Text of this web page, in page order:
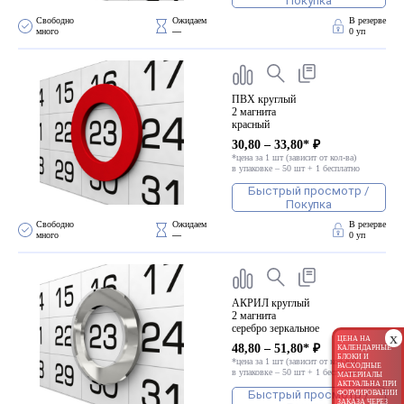
x
ЦЕНА НА
КАЛЕНДАРНЫЕ
БЛОКИ И
РАСХОДНЫЕ
МАТЕРИАЛЫ
АКТУАЛЬНА ПРИ
ФОРМИРОВАНИИ
ЗАКАЗА ЧЕРЕЗ
Свободно
много
Ожидаем
—
В резерве
0 уп
ПВХ круглый
2 магнита
красный
30,80 – 33,80* ₽
*цена за 1 шт (зависит от кол-ва)
в упаковке – 50 шт + 1 бесплатно
Быстрый просмотр /
Покупка
Свободно
много
Ожидаем
—
В резерве
0 уп
АКРИЛ круглый
2 магнита
серебро зеркальное
48,80 – 51,80* ₽
*цена за 1 шт (зависит от кол-ва)
в упаковке – 50 шт + 1 бесплатно
Быстрый просмотр /